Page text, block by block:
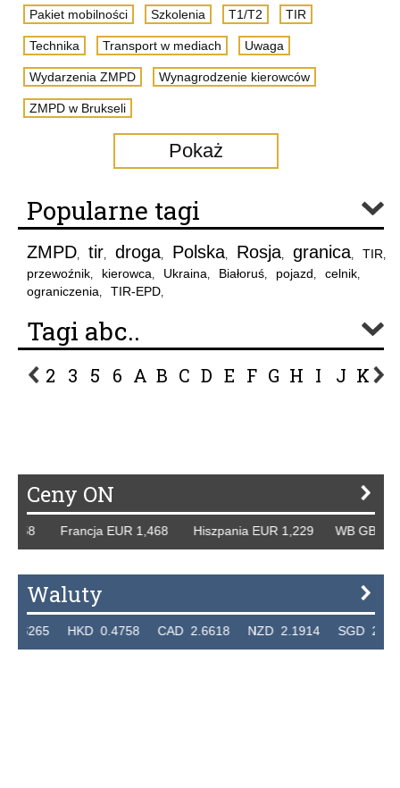
Pakiet mobilności Szkolenia T1/T2 TIR
Technika Transport w mediach Uwaga
Wydarzenia ZMPD Wynagrodzenie kierowców
ZMPD w Brukseli
Pokaż
Popularne tagi
ZMPD, tir, droga, Polska, Rosja, granica, TIR,
przewoźnik, kierowca, Ukraina, Białoruś, pojazd, celnik,
ograniczenia, TIR-EPD,
Tagi abc..
2 3 5 6 A B C D E F G H I J K L
Ceny ON
Francja EUR 1,468 Hiszpania EUR 1,229 WB GBP
Waluty
HKD 0.4758 CAD 2.6618 NZD 2.1914 SGD 2.9123